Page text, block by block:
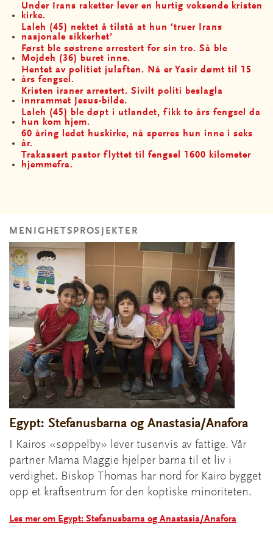
Under Irans raketter lever en hurtig voksende kristen
kirke.
Laleh (45) nektet å tilstå at hun ‘truer Irans
nasjonale sikkerhet’
Først ble søstrene arrestert for sin tro. Så ble
Mojdeh (36) buret inne.
Hentet av politiet julaften. Nå er Yasir dømt til 15
års fengsel.
Kristen iraner arrestert. Sivilt politi beslagla
innrammet Jesus-bilde.
Laleh (45) ble døpt i utlandet, fikk to års fengsel da
hun kom hjem.
60 åring ledet huskirke, nå sperres hun inne i seks
år.
Trakassert pastor flyttet til fengsel 1600 kilometer
hjemmefra.
MENIGHETSPROSJEKTER
Egypt: Stefanusbarna og Anastasia/Anafora
I Kairos «søppelby» lever tusenvis av fattige. Vår
partner Mama Maggie hjelper barna til et liv i
verdighet. Biskop Thomas har nord for Kairo bygget
opp et kraftsentrum for den koptiske minoriteten.
Les mer om Egypt: Stefanusbarna og Anastasia/Anafora